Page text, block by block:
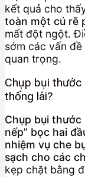
kết quả cho
toàn một cú rẽ
mất đột ngột.
sớm các vấn
quan trọng.
Chụp bụi thước
thống lái?
Chụp bụi thước
nếp” bọc hai
nhiệm vụ che
sạch cho các
kẹp chặt bằng